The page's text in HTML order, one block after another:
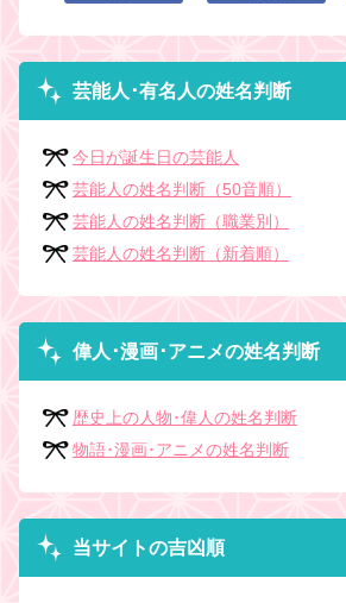
芸能人･有名人の姓名判断
今日が誕生日の芸能人
芸能人の姓名判断（50音順）
芸能人の姓名判断（職業別）
芸能人の姓名判断（新着順）
偉人･漫画･アニメの姓名判断
歴史上の人物･偉人の姓名判断
物語･漫画･アニメの姓名判断
当サイトの吉凶順